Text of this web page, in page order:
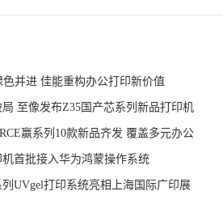
并进 佳能重构办公打印新价值
至像发布Z35国产芯系列新品打印机
赢系列10款新品齐发 覆盖多元办公
首批接入华为鸿蒙操作系统
UVgel打印系统亮相上海国际广印展